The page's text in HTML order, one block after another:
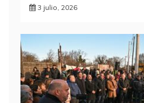
3 julio, 2026